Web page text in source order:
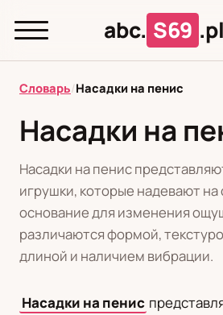
abc. S69 .pl
abc. S69
Л
М Н О П Р
Ф
Ц Ш Э
Словарь/Насадки на пенис
Насадки на
Насадки на пенис
игрушки, которые надевают на
основание для изменения
различаются формой,
длиной и наличием вибрации.
Насадки на пенис